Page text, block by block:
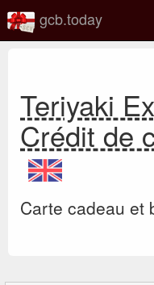
gcb.today
Teriyaki
Crédit de
Carte cadeau et